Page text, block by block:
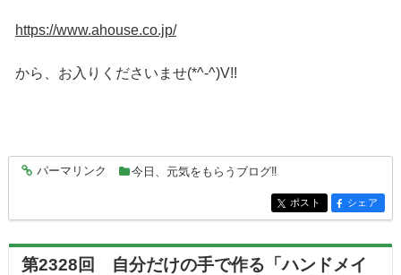
https://www.ahouse.co.jp/
から、お入りくださいませ(*^-^)V!!
entry6965
パーマリンク 今日、元気をもらうブログ‼
entry6965
ポスト entry6965
シェア
第2328回 自分だけの手で作る「ハンドメイ